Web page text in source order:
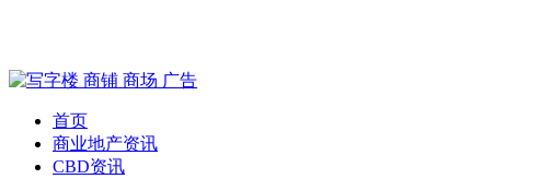
首页
商业地产资讯
CBD资讯